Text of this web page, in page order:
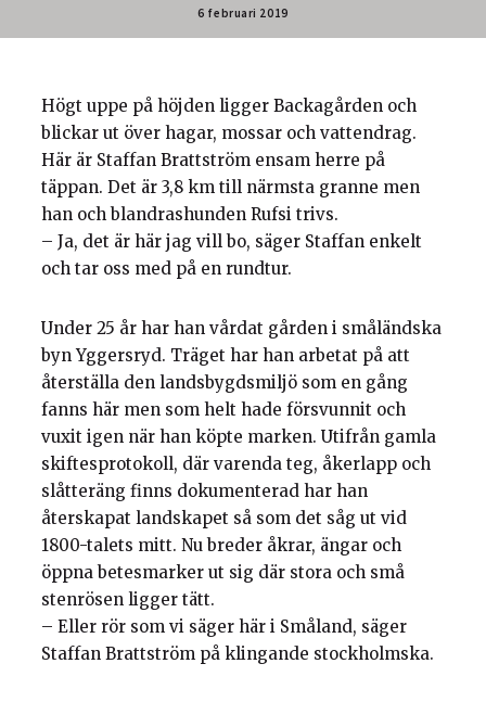
6 februari 2019
Högt uppe på höjden ligger Backagården och
blickar ut över hagar, mossar och vattendrag.
Här är Staffan Brattström ensam herre på
täppan. Det är 3,8 km till närmsta granne men
han och blandrashunden Rufsi trivs.
– Ja, det är här jag vill bo, säger Staffan enkelt
och tar oss med på en rundtur.
Under 25 år har han vårdat gården i småländska
byn Yggersryd. Träget har han arbetat på att
återställa den landsbygdsmiljö som en gång
fanns här men som helt hade försvunnit och
vuxit igen när han köpte marken. Utifrån gamla
skiftesprotokoll, där varenda teg, åkerlapp och
slåtteräng finns dokumenterad har han
återskapat landskapet så som det såg ut vid
1800-talets mitt. Nu breder åkrar, ängar och
öppna betesmarker ut sig där stora och små
stenrösen ligger tätt.
– Eller rör som vi säger här i Småland, säger
Staffan Brattström på klingande stockholmska.